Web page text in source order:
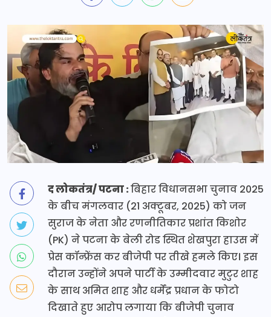
द लोकतंत्र/ पटना :बिहार विधानसभा चुनाव 2025
के बीच मंगलवार (21 अक्टूबर, 2025) को जन
सुराज के नेता और रणनीतिकार प्रशांत किशोर
(PK) ने पटना के बेली रोड स्थित शेखपुरा हाउस में
प्रेस कॉन्फ्रेंस कर बीजेपी पर तीखे हमले किए। इस
दौरान उन्होंने अपने पार्टी के उम्मीदवार मुटुर शाह
के साथ अमित शाह और धर्मेंद्र प्रधान के फोटो
दिखाते हुए आरोप लगाया कि बीजेपी चुनाव